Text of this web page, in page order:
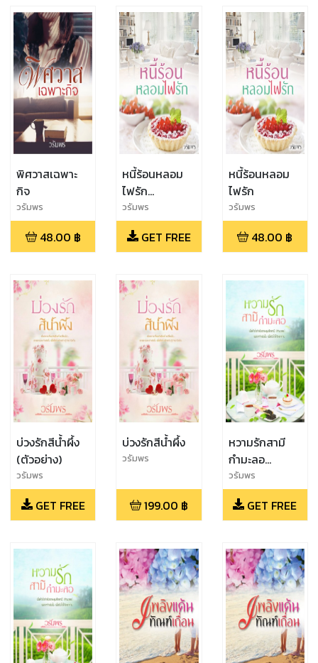
พิศวาสเฉพาะ
กิจ
วรัมพร
48.00 ฿
หนี้ร้อนหลอม
ไฟรัก
(ตัวอย่าง)
วรัมพร
GET FREE
หนี้ร้อนหลอม
ไฟรัก
วรัมพร
48.00 ฿
บ่วงรักสีน้ำผึ้ง
(ตัวอย่าง)
วรัมพร
GET FREE
บ่วงรักสีน้ำผึ้ง
วรัมพร
199.00 ฿
หวามรักสามี
กำมะลอ
(ตัวอย่าง)
วรัมพร
GET FREE